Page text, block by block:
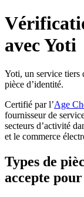
avec Yoti
Yoti, un service tiers
pièce d’identité.
Certifié par l’Age
fournisseur de
secteurs d’activité
et le commerce
Types de
accepte